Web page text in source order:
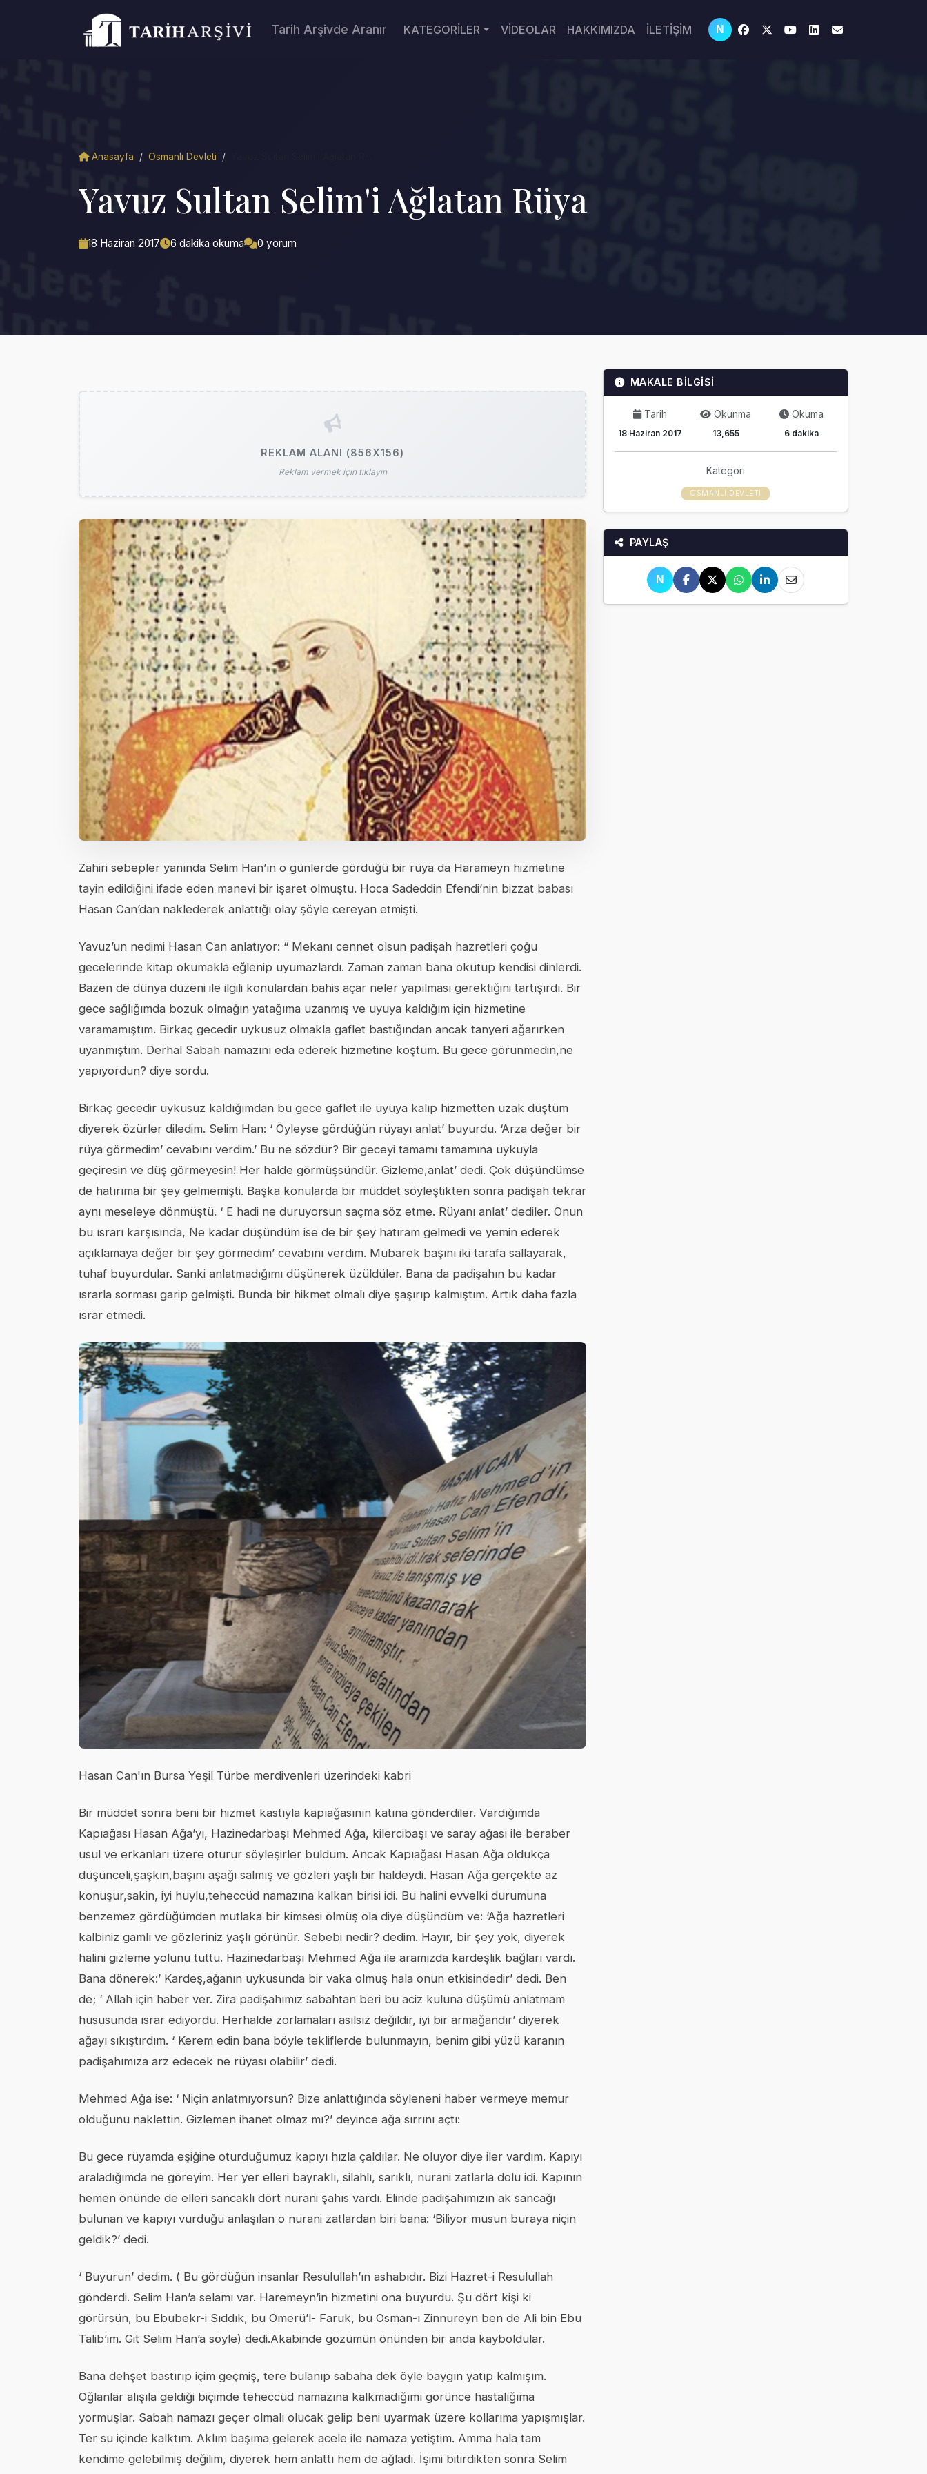
Tarih Arşivde Aranır KATEGORİLER VİDEOLAR HAKKIMIZDA İLETİŞİM N
Anasayfa / Osmanlı Devleti /
Yavuz Sultan Selim'i Ağlatan Rüya
18 Haziran 2017 6 dakika okuma 0 yorum
REKLAM ALANI (856X156)
Reklam vermek için tıklayın
Zahiri sebepler yanında Selim Han’ın o günlerde gördüğü bir rüya da Harameyn hizmetine
tayin edildiğini ifade eden manevi bir işaret olmuştu. Hoca Sadeddin Efendi’nin bizzat babası
Hasan Can’dan naklederek anlattığı olay şöyle cereyan etmişti.
Yavuz’un nedimi Hasan Can anlatıyor: “ Mekanı cennet olsun padişah hazretleri çoğu
gecelerinde kitap okumakla eğlenip uyumazlardı. Zaman zaman bana okutup kendisi dinlerdi.
Bazen de dünya düzeni ile ilgili konulardan bahis açar neler yapılması gerektiğini tartışırdı. Bir
gece sağlığımda bozuk olmağın yatağıma uzanmış ve uyuya kaldığım için hizmetine
varamamıştım. Birkaç gecedir uykusuz olmakla gaflet bastığından ancak tanyeri ağarırken
uyanmıştım. Derhal Sabah namazını eda ederek hizmetine koştum. Bu gece görünmedin,ne
yapıyordun? diye sordu.
Birkaç gecedir uykusuz kaldığımdan bu gece gaflet ile uyuya kalıp hizmetten uzak düştüm
diyerek özürler diledim. Selim Han: ‘ Öyleyse gördüğün rüyayı anlat’ buyurdu. ‘Arza değer bir
rüya görmedim’ cevabını verdim.’ Bu ne sözdür? Bir geceyi tamamı tamamına uykuyla
geçiresin ve düş görmeyesin! Her halde görmüşsündür. Gizleme,anlat’ dedi. Çok düşündümse
de hatırıma bir şey gelmemişti. Başka konularda bir müddet söyleştikten sonra padişah tekrar
aynı meseleye dönmüştü. ‘ E hadi ne duruyorsun saçma söz etme. Rüyanı anlat’ dediler. Onun
bu ısrarı karşısında, Ne kadar düşündüm ise de bir şey hatıram gelmedi ve yemin ederek
açıklamaya değer bir şey görmedim’ cevabını verdim. Mübarek başını iki tarafa sallayarak,
tuhaf buyurdular. Sanki anlatmadığımı düşünerek üzüldüler. Bana da padişahın bu kadar
ısrarla sorması garip gelmişti. Bunda bir hikmet olmalı diye şaşırıp kalmıştım. Artık daha fazla
ısrar etmedi.
Hasan Can'ın Bursa Yeşil Türbe merdivenleri üzerindeki kabri
Bir müddet sonra beni bir hizmet kastıyla kapıağasının katına gönderdiler. Vardığımda
Kapıağası Hasan Ağa’yı, Hazinedarbaşı Mehmed Ağa, kilercibaşı ve saray ağası ile beraber
usul ve erkanları üzere oturur söyleşirler buldum. Ancak Kapıağası Hasan Ağa oldukça
düşünceli,şaşkın,başını aşağı salmış ve gözleri yaşlı bir haldeydi. Hasan Ağa gerçekte az
konuşur,sakin, iyi huylu,teheccüd namazına kalkan birisi idi. Bu halini evvelki durumuna
benzemez gördüğümden mutlaka bir kimsesi ölmüş ola diye düşündüm ve: ‘Ağa hazretleri
kalbiniz gamlı ve gözleriniz yaşlı görünür. Sebebi nedir? dedim. Hayır, bir şey yok, diyerek
halini gizleme yolunu tuttu. Hazinedarbaşı Mehmed Ağa ile aramızda kardeşlik bağları vardı.
Bana dönerek:’ Kardeş,ağanın uykusunda bir vaka olmuş hala onun etkisindedir’ dedi. Ben
de; ‘ Allah için haber ver. Zira padişahımız sabahtan beri bu aciz kuluna düşümü anlatmam
hususunda ısrar ediyordu. Herhalde zorlamaları asılsız değildir, iyi bir armağandır’ diyerek
ağayı sıkıştırdım. ‘ Kerem edin bana böyle tekliflerde bulunmayın, benim gibi yüzü karanın
padişahımıza arz edecek ne rüyası olabilir’ dedi.
Mehmed Ağa ise: ‘ Niçin anlatmıyorsun? Bize anlattığında söyleneni haber vermeye memur
olduğunu naklettin. Gizlemen ihanet olmaz mı?’ deyince ağa sırrını açtı:
Bu gece rüyamda eşiğine oturduğumuz kapıyı hızla çaldılar. Ne oluyor diye iler vardım. Kapıyı
araladığımda ne göreyim. Her yer elleri bayraklı, silahlı, sarıklı, nurani zatlarla dolu idi. Kapının
hemen önünde de elleri sancaklı dört nurani şahıs vardı. Elinde padişahımızın ak sancağı
bulunan ve kapıyı vurduğu anlaşılan o nurani zatlardan biri bana: ‘Biliyor musun buraya niçin
geldik?’ dedi.
‘ Buyurun’ dedim. ( Bu gördüğün insanlar Resulullah’ın ashabıdır. Bizi Hazret-i Resulullah
gönderdi. Selim Han’a selamı var. Haremeyn’in hizmetini ona buyurdu. Şu dört kişi ki
görürsün, bu Ebubekr-i Sıddık, bu Ömerü’l- Faruk, bu Osman-ı Zinnureyn ben de Ali bin Ebu
Talib’im. Git Selim Han’a söyle) dedi.Akabinde gözümün önünden bir anda kayboldular.
Bana dehşet bastırıp içim geçmiş, tere bulanıp sabaha dek öyle baygın yatıp kalmışım.
Oğlanlar alışıla geldiği biçimde teheccüd namazına kalkmadığımı görünce hastalığıma
yormuşlar. Sabah namazı geçer olmalı olucak gelip beni uyarmak üzere kollarıma yapışmışlar.
Ter su içinde kalktım. Aklım başıma gelerek acele ile namaza yetiştim. Amma hala tam
kendime gelebilmiş değilim, diyerek hem anlattı hem de ağladı. İşimi bitirdikten sonra Selim
MAKALE BİLGİSİ
Tarih
18 Haziran 2017
Okunma
13,655
Okuma
6 dakika
Kategori
OSMANLI DEVLETI
PAYLAŞ
N